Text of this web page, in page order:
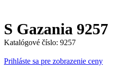
S Gazania 9257
Katalógové číslo: 9257
Prihláste sa pre zobrazenie ceny